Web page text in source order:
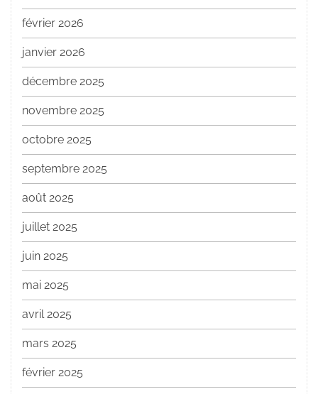
février 2026
janvier 2026
décembre 2025
novembre 2025
octobre 2025
septembre 2025
août 2025
juillet 2025
juin 2025
mai 2025
avril 2025
mars 2025
février 2025